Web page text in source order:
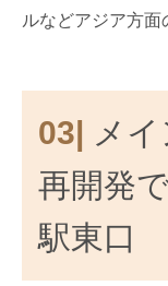
ルなどアジア方面
03| メ
再開発
駅東口